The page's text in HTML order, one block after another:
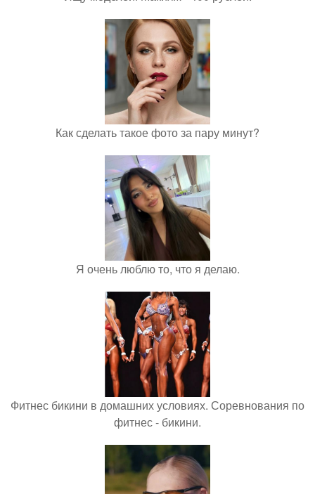
Как сделать такое фото за пару минут?
Я очень люблю то, что я делаю.
Фитнес бикини в домашних условиях. Соревнования по
фитнес - бикини.